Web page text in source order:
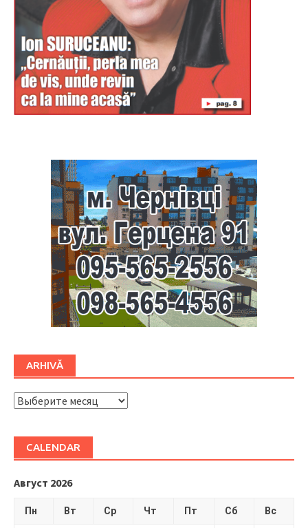
ARHIVĂ
ARHIVĂ
CALENDAR
Август 2026
Пн Вт Ср Чт Пт Сб Вс